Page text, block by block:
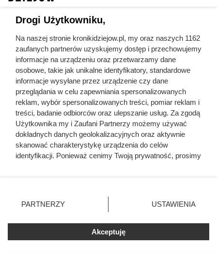
Drogi Użytkowniku,
Na naszej stronie kronikidziejow.pl, my oraz naszych 1162
zaufanych partnerów uzyskujemy dostęp i przechowujemy
informacje na urządzeniu oraz przetwarzamy dane
osobowe, takie jak unikalne identyfikatory, standardowe
informacje wysyłane przez urządzenie czy dane
przeglądania w celu zapewniania spersonalizowanych
reklam, wybór spersonalizowanych treści, pomiar reklam i
treści, badanie odbiorców oraz ulepszanie usług. Za zgodą
Użytkownika my i Zaufani Partnerzy możemy używać
dokładnych danych geolokalizacyjnych oraz aktywnie
skanować charakterystykę urządzenia do celów
identyfikacji. Ponieważ cenimy Twoją prywatność, prosimy
prywatności znajdujący się w lewym dolnym rogu strony
. Niektóre rodzaje przetwarzania danych nie wymagają
zgody użytkownika, ale masz prawo sprzeciwić się
takiemu przetwarzaniu. Preferencje będą miały
zastosowania tylko na tej witrynie.
PARTNERZY USTAWIENIA
Akceptuję